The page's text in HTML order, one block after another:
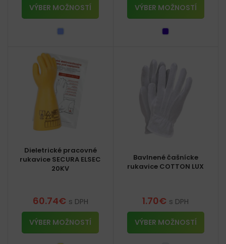
VÝBER MOŽNOSTÍ VÝBER MOŽNOSTÍ
Dieletrické pracovné
rukavice SECURA ELSEC
20KV
60.74€ s DPH
VÝBER MOŽNOSTÍ
Bavlnené čašnícke
rukavice COTTON LUX
1.70€ s DPH
VÝBER MOŽNOSTÍ